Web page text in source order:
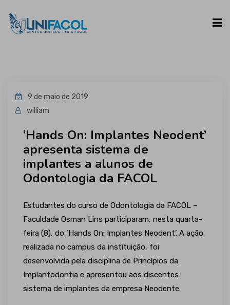
CURSOS
ESPAÇO DO ALUNO
CONTATO
9 de maio de 2019
william
‘Hands On: Implantes Neodent’
apresenta sistema de
implantes a alunos de
Odontologia da FACOL
Estudantes do curso de Odontologia da FACOL –
Faculdade Osman Lins participaram, nesta quarta-
feira (8), do ‘Hands On: Implantes Neodent’. A ação,
realizada no campus da instituição, foi
desenvolvida pela disciplina de Princípios da
Implantodontia e apresentou aos discentes
sistema de implantes da empresa Neodente.